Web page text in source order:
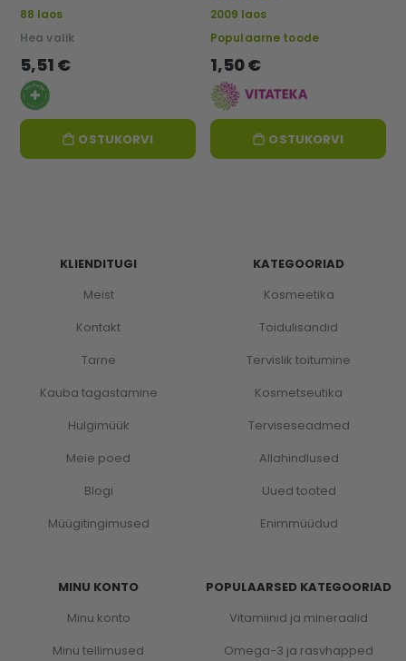
88 laos
Hea valik
5,51 €
OSTUKORVI
2009 laos
Populaarne toode
1,50 €
OSTUKORVI
KLIENDITUGI
Meist
Kontakt
Tarne
Kauba tagastamine
Hulgimüük
Meie poed
Blogi
Müügitingimused
MINU KONTO
Minu konto
Minu tellimused
KATEGOORIAD
Kosmeetika
Toidulisandid
Tervislik toitumine
Kosmetseutika
Terviseseadmed
Allahindlused
Uued tooted
Enimmüüdud
POPULAARSED KATEGOORIAD
Vitamiinid ja mineraalid
Omega-3 ja rasvhapped